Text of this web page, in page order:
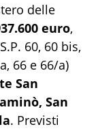
delle
euro,
60, 60 bis,
66 e 66/a)
San
San
. Previsti